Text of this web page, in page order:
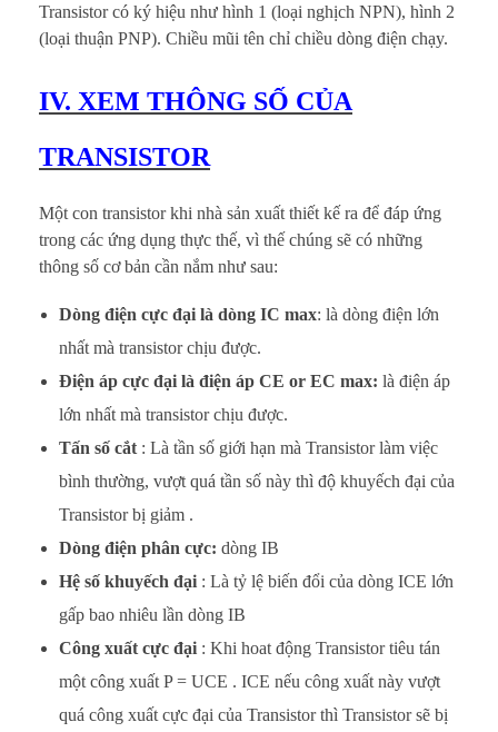
Transistor có ký hiệu như hình 1 (loại nghịch NPN), hình 2
(loại thuận PNP). Chiều mũi tên chỉ chiều dòng điện chạy.
IV. XEM THÔNG SỐ CỦA
TRANSISTOR
Một con transistor khi nhà sản xuất thiết kế ra để đáp ứng
trong các ứng dụng thực thế, vì thế chúng sẽ có những
thông số cơ bản cần nắm như sau:
Dòng điện cực đại là dòng IC max: là dòng điện lớn
nhất mà transistor chịu được.
Điện áp cực đại là điện áp CE or EC max: là điện áp
lớn nhất mà transistor chịu được.
Tấn số cắt : Là tần số giới hạn mà Transistor làm việc
bình thường, vượt quá tần số này thì độ khuyếch đại của
Transistor bị giảm .
Dòng điện phân cực: dòng IB
Hệ số khuyếch đại : Là tỷ lệ biến đổi của dòng ICE lớn
gấp bao nhiêu lần dòng IB
Công xuất cực đại : Khi hoat động Transistor tiêu tán
một công xuất P = UCE . ICE nếu công xuất này vượt
quá công xuất cực đại của Transistor thì Transistor sẽ bị